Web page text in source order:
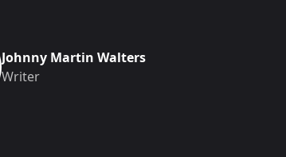
Johnny Martin Walters
Writer